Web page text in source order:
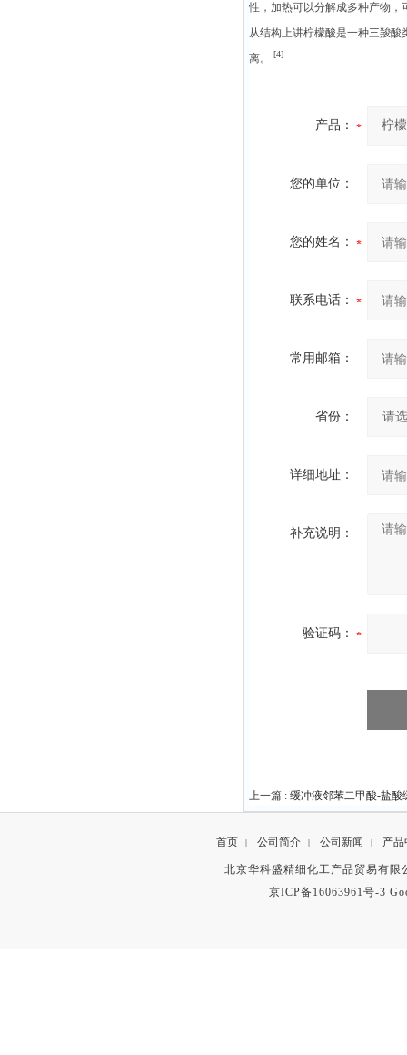
性，加热可以分解成多种产物，
从结构上讲柠檬酸是一种三羧
离。
[4]
产品：
您的单位：
您的姓名：
联系电话：
常用邮箱：
省份：
详细地址：
补充说明：
验证码：
上一篇 : 缓冲液邻苯二甲酸-盐酸
首页 | 公司简介 | 公司新闻 | 产品
北京华科盛精细化工产品贸易有
京ICP备16063961号-3